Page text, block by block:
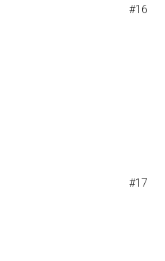
#16
#17